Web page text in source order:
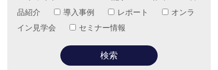
品紹介
導入事例 レポート
オンラ
イン見学会
セミナー情報